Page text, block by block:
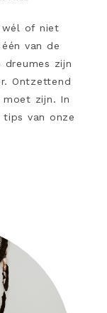
wél of niet
van de
zijn
Ontzettend
moet zijn. In
van onze